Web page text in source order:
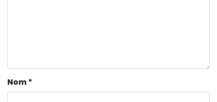
Nom*